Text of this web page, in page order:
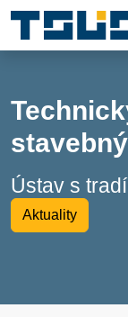
Ústav s
Aktuality